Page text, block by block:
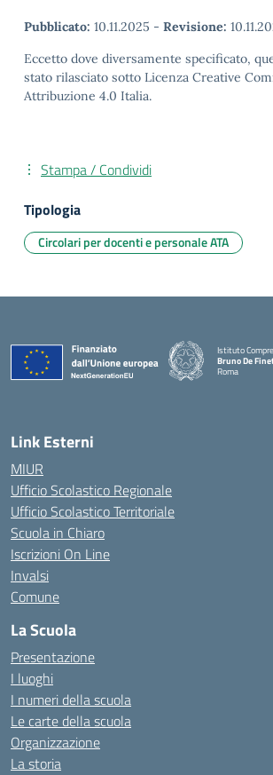
Pubblicato: 10.11.2025 - Revisione:
Eccetto dove diversamente specificato,
stato rilasciato sotto Licenza Creative
Attribuzione 4.0 Italia.
Stampa / Condividi
Tipologia
Circolari per docenti e personale ATA
Istituto
Bruno De
Roma
Link Esterni
MIUR
Ufficio Scolastico Regionale
Ufficio Scolastico Territoriale
Scuola in Chiaro
Iscrizioni On Line
Invalsi
Comune
La Scuola
Presentazione
I luoghi
I numeri della scuola
Le carte della scuola
Organizzazione
La storia